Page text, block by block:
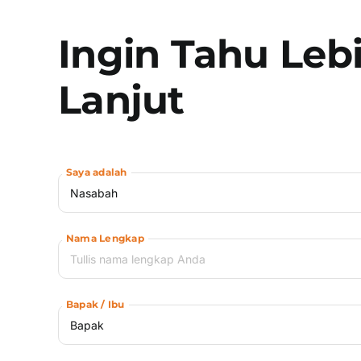
Ingin Tahu
Lanjut
Saya adalah
Nama Lengkap
Bapak / Ibu